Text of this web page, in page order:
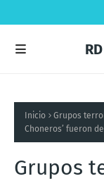
Inicio
Grupos
Choneros’ fueron
Grupos